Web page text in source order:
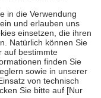
eigene Gesundheit zu
zu unterstützen,
18. Lebensjahr
die von der